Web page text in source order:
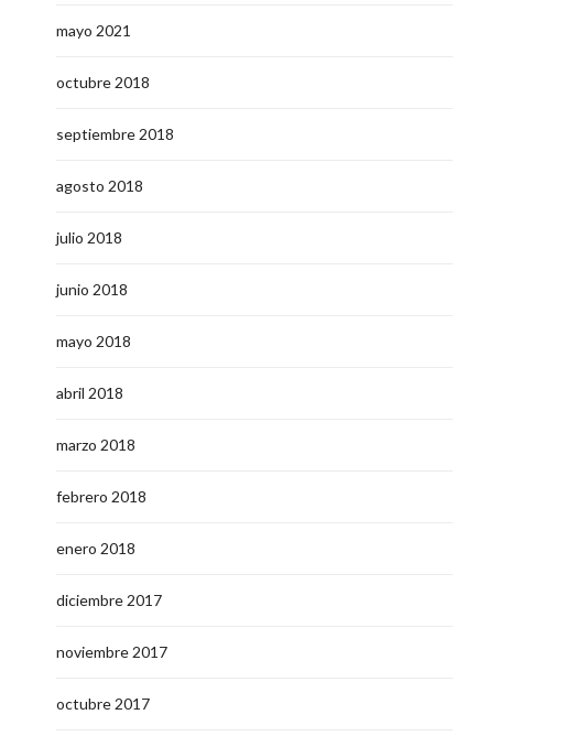
mayo 2021
octubre 2018
septiembre 2018
agosto 2018
julio 2018
junio 2018
mayo 2018
abril 2018
marzo 2018
febrero 2018
enero 2018
diciembre 2017
noviembre 2017
octubre 2017